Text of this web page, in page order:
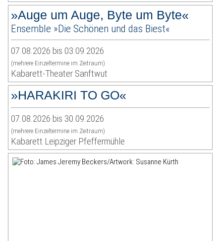
»Auge um Auge, Byte um Byte«
Ensemble »Die Schönen und das Biest«
07.08.2026 bis 03.09.2026
(mehrere Einzeltermine im Zeitraum)
Kabarett-Theater Sanftwut
»HARAKIRI TO GO«
07.08.2026 bis 30.09.2026
(mehrere Einzeltermine im Zeitraum)
Kabarett Leipziger Pfeffermühle